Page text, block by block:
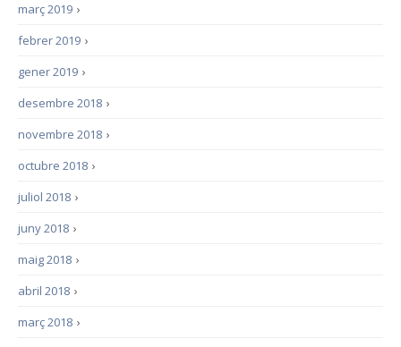
›
març 2019
›
febrer 2019
›
gener 2019
›
desembre 2018
›
novembre 2018
›
octubre 2018
›
juliol 2018
›
juny 2018
›
maig 2018
›
abril 2018
›
març 2018